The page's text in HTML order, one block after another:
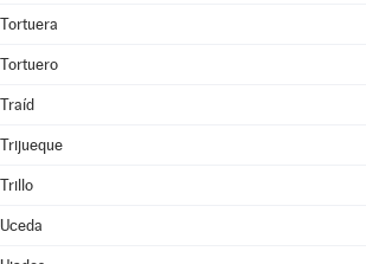
Tortuera
Tortuero
Traíd
Trijueque
Trillo
Uceda